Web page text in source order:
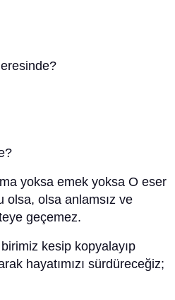
yoksa emek yoksa O eser
olsa, olsa anlamsız ve
geçemez.
kesip kopyalayıp
hayatımızı sürdüreceğiz;